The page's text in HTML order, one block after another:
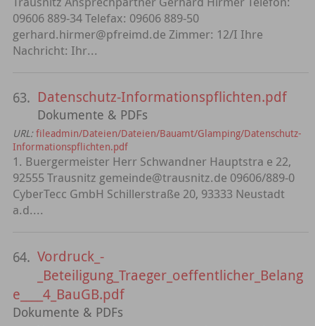
09606 889-34 Telefax: 09606 889-50
gerhard.hirmer@pfreimd.de Zimmer: 12/I Ihre
Nachricht: Ihr...
63. Datenschutz-Informationspflichten.pdf
Dokumente & PDFs
URL: fileadmin/Dateien/Dateien/Bauamt/Glamping/Datenschutz-
Informationspflichten.pdf
1. Buergermeister Herr Schwandner Hauptstra e 22,
92555 Trausnitz gemeinde@trausnitz.de 09606/889-0
CyberTecc GmbH Schillerstraße 20, 93333 Neustadt
a.d....
64. Vordruck_-
_Beteiligung_Traeger_oeffentlicher_Belang
e____4_BauGB.pdf
Dokumente & PDFs